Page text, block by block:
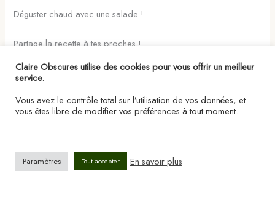
Déguster chaud avec une salade !
Partage la recette à tes proches !
PRÉCÉDENT SUIVANT
Copyright © 2026 ClaireObscures | Propulsé par
Claire Obscures utilise des cookies pour vous offrir un meilleur
service.
Vous avez le contrôle total sur l’utilisation de vos données, et
vous êtes libre de modifier vos préférences à tout moment.
Paramètres Tout accepter En savoir plus